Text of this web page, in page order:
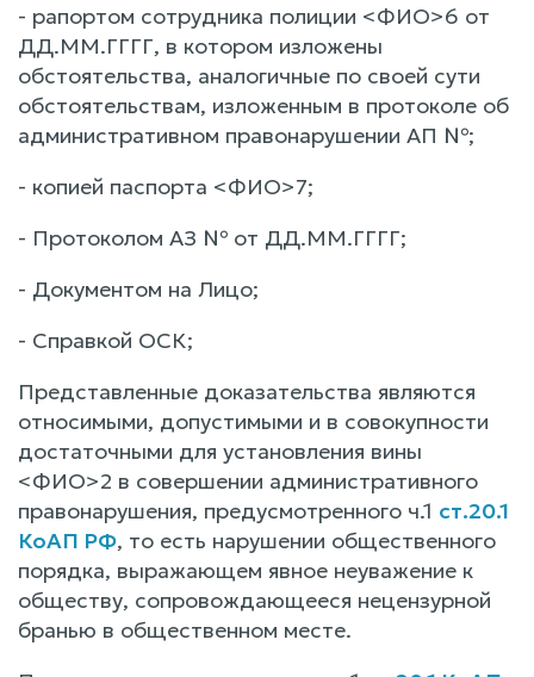
- рапортом сотрудника полиции <ФИО>6 от
ДД.ММ.ГГГГ, в котором изложены
обстоятельства, аналогичные по своей сути
обстоятельствам, изложенным в протоколе об
административном правонарушении АП №;
- копией паспорта <ФИО>7;
- Протоколом АЗ № от ДД.ММ.ГГГГ;
- Документом на Лицо;
- Справкой ОСК;
Представленные доказательства являются
относимыми, допустимыми и в совокупности
достаточными для установления вины
<ФИО>2 в совершении административного
правонарушения, предусмотренного ч.1 ст.20.1
КоАП РФ, то есть нарушении общественного
порядка, выражающем явное неуважение к
обществу, сопровождающееся нецензурной
бранью в общественном месте.